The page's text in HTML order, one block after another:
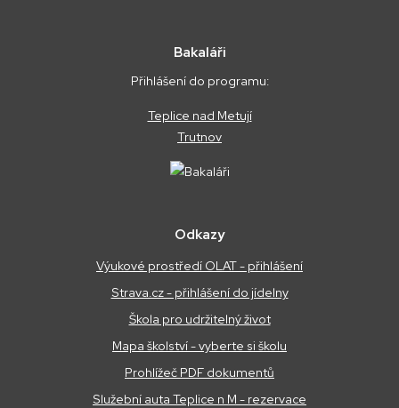
Bakaláři
Přihlášení do programu:
Teplice nad Metují
Trutnov
Odkazy
Výukové prostředí OLAT - přihlášení
Strava.cz - přihlášení do jídelny
Škola pro udržitelný život
Mapa školství - vyberte si školu
Prohlížeč PDF dokumentů
Služební auta Teplice n M - rezervace